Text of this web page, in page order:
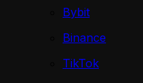
Bybit
Binance
TikTok